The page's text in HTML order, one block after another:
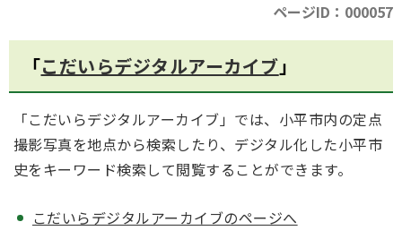
ページID：000057
「こだいらデジタルアーカイブ」
「こだいらデジタルアーカイブ」では、小平市内の定点
撮影写真を地点から検索したり、デジタル化した小平市
史をキーワード検索して閲覧することができます。
こだいらデジタルアーカイブのページへ